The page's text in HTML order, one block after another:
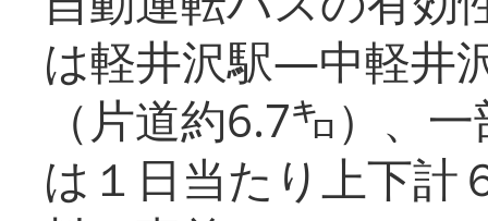
は軽井沢駅―中軽井
（片道約6.7㌔）、
は１日当たり上下計